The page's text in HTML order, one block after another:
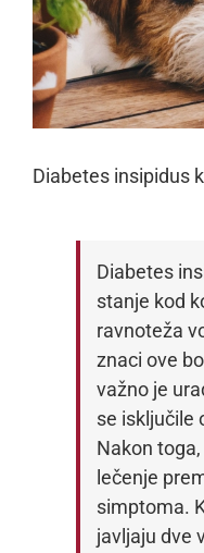
Diabetes insipidus
Diabetes
stanje kod
ravnoteža
znaci ove
važno je
se isključile
Nakon
lečenje
simptoma.
javljaju dve